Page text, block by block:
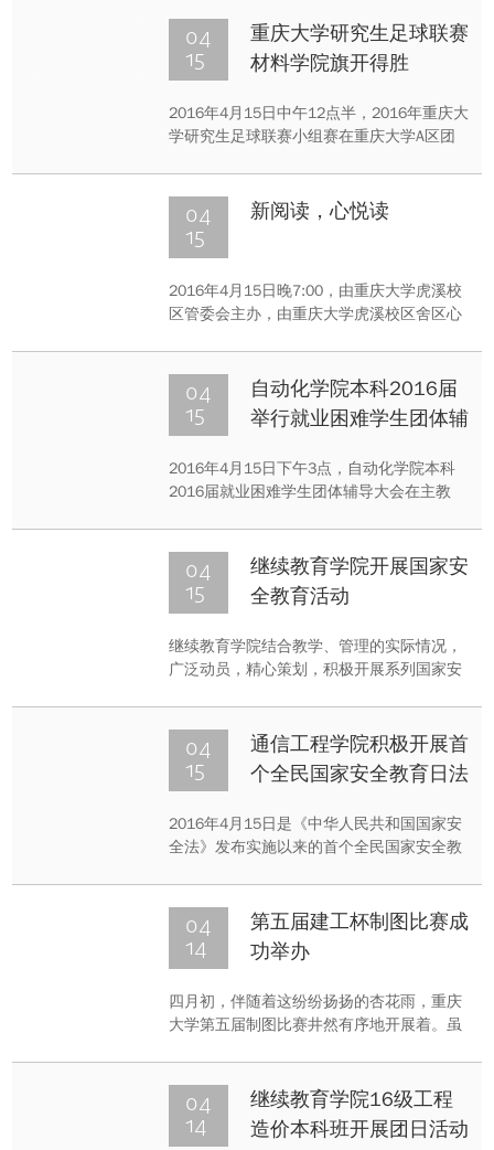
研之路，希望通过考研得到继续深造的机
会。但很多同学对考研形势的认识含糊不
清，出现了迷茫困惑，不知所措等心态。针
04
15
重庆大学研究生足球联赛
材料学院旗开得胜
2016年4月15日中午12点半，2016年重庆大
学研究生足球联赛小组赛在重庆大学A区团
11：0的绝对优势完胜法学院，出师首战告
捷，旗开得胜。
04
15
新阅读，心悦读
2016年4月15日晚7:00，由重庆大学虎溪校
区管委会主办，由重庆大学虎溪校区舍区心
第一期活动在梅三435如期举行。学习中
期，同学们的学习压力逐渐增大，而阅读交
流是放松心情，释放压力的有效方式。
04
15
自动化学院本科2016届
举行就业困难学生团体辅
2016年4月15日下午3点，自动化学院本科
2016届就业困难学生团体辅导大会在主教
04
15
继续教育学院开展国家安
全教育活动
继续教育学院结合教学、管理的实际情况，
广泛动员，精心策划，积极开展系列国家安
断提高大家的安全意识与责任意识。
04
15
通信工程学院积极开展首
个全民国家安全教育日法
2016年4月15日是《中华人民共和国国家安
全法》发布实施以来的首个全民国家安全教
中普遍掌握国家安全知识，自觉维护国家安
全，4月15日至18月，通信工程学院团委学
生会组织开展了线上法制知识竞赛活动，取
04
14
第五届建工杯制图比赛成
功举办
四月初，伴随着这纷纷扬扬的杏花雨，重庆
大学第五届制图比赛井然有序地开展着。虽
委组公布比赛结果。
04
14
继续教育学院16级工程
造价本科班开展团日活动